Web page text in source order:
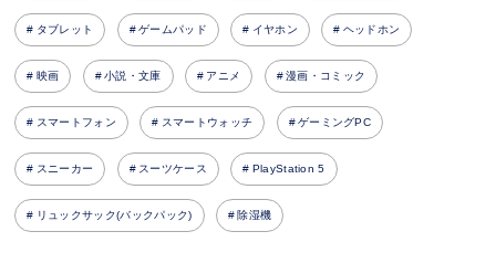
タブレット ゲームパッド イヤホン ヘッドホン
映画 小説・文庫 アニメ 漫画・コミック
スマートフォン スマートウォッチ ゲーミングPC
スニーカー スーツケース PlayStation 5
リュックサック(バックパック) 除湿機